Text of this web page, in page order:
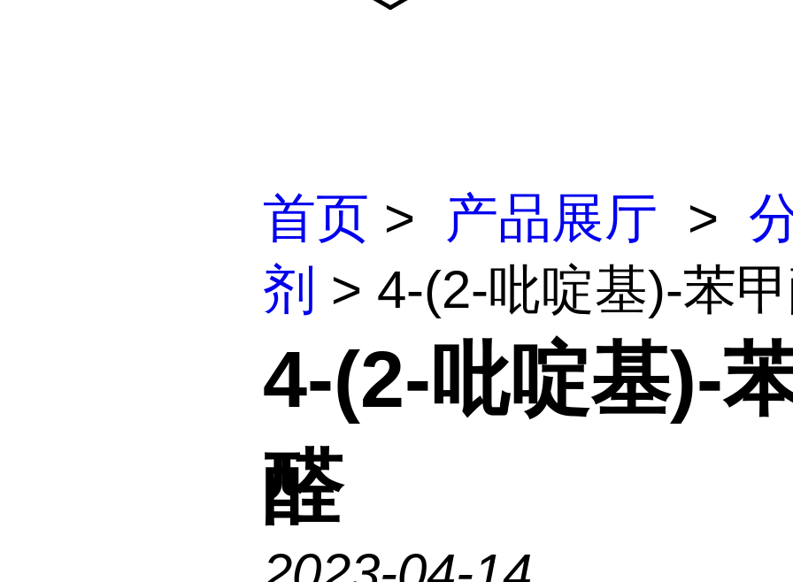
首页 > 产品展厅 >
剂 > 4-(2-吡啶基)-苯
4-(2-吡啶基)-
醛